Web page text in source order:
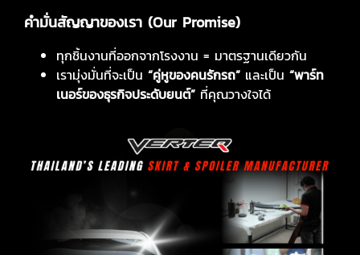
คำมั่นสัญญาของเรา (Our Promise)
ทุกชิ้นงานที่ออกจากโรงงาน = มาตรฐานเดียวกัน
เรามุ่งมั่นที่จะเป็น “คู่หูของคนรักรถ” และเป็น “พาร์ท
เนอร์ของธุรกิจประดับยนต์” ที่คุณวางใจได้